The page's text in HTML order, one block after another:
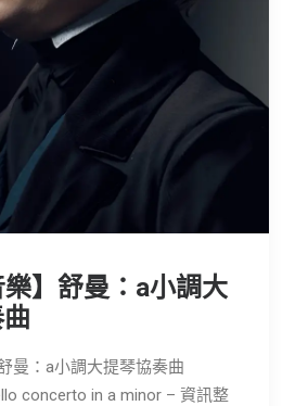
樂】舒曼：a小調大
曼：a小調大提琴協奏曲
concerto in a minor – 資訊整